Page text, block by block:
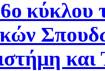
κύκλου
και